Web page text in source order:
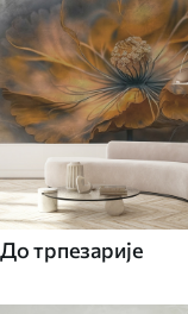
До трпезарије